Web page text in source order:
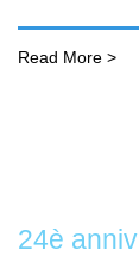
Read More >
24è